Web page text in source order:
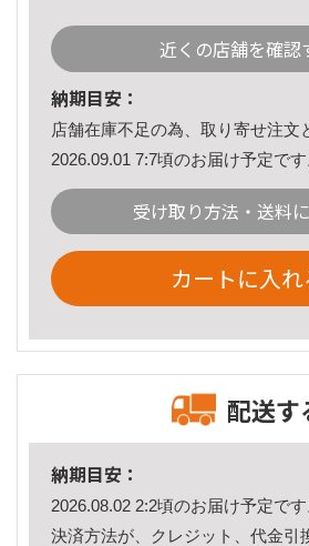
近くの店舗を確認
納期目安：
店舗在庫不足の為、取り寄せ注文
2026.09.01 7:7頃のお届け予定です
受け取り方法・送料
カートに入れ
配送す
納期目安：
2026.08.02 2:2頃のお届け予定です
決済方法が、クレジット、代金引